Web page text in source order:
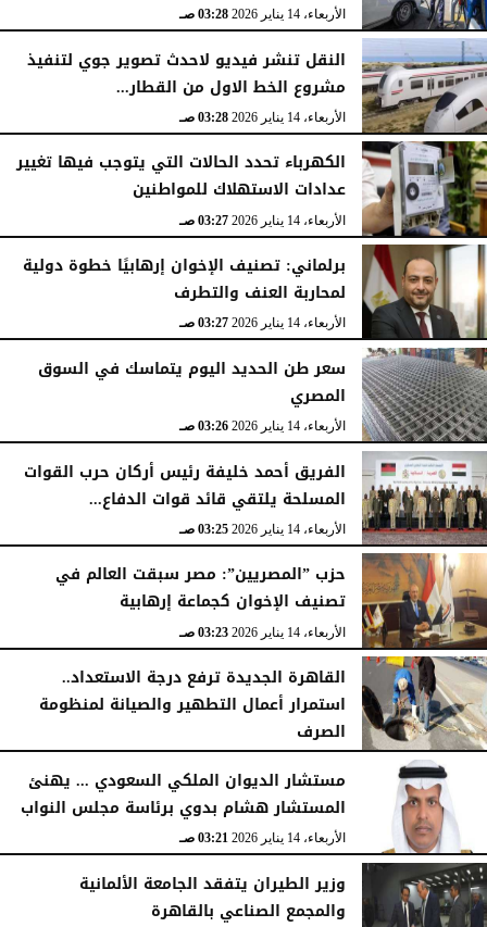
الأربعاء، 14 يناير 2026 03:28 صـ
النقل تنشر فيديو لاحدث تصوير جوي لتنفيذ
مشروع الخط الاول من القطار...
الأربعاء، 14 يناير 2026 03:28 صـ
الكهرباء تحدد الحالات التي يتوجب فيها تغيير
عدادات الاستهلاك للمواطنين
الأربعاء، 14 يناير 2026 03:27 صـ
برلماني: تصنيف الإخوان إرهابيًا خطوة دولية
لمحاربة العنف والتطرف
الأربعاء، 14 يناير 2026 03:27 صـ
سعر طن الحديد اليوم يتماسك في السوق
المصري
الأربعاء، 14 يناير 2026 03:26 صـ
الفريق أحمد خليفة رئيس أركان حرب القوات
المسلحة يلتقي قائد قوات الدفاع...
الأربعاء، 14 يناير 2026 03:25 صـ
حزب ”المصريين”: مصر سبقت العالم في
تصنيف الإخوان كجماعة إرهابية
الأربعاء، 14 يناير 2026 03:23 صـ
القاهرة الجديدة ترفع درجة الاستعداد..
استمرار أعمال التطهير والصيانة لمنظومة
الصرف
مستشار الديوان الملكي السعودي ... يهنئ
المستشار هشام بدوي برئاسة مجلس النواب
الأربعاء، 14 يناير 2026 03:21 صـ
وزير الطيران يتفقد الجامعة الألمانية
والمجمع الصناعي بالقاهرة